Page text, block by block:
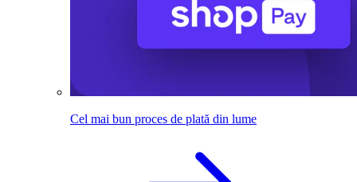
Cel mai bun proces de plată din lume